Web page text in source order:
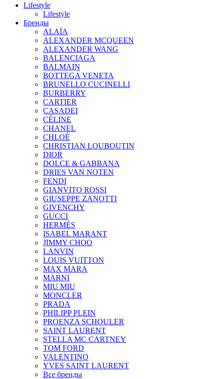
Lifestyle
Lifestyle
Бренды
ALAÏA
ALEXANDER MCQUEEN
ALEXANDER WANG
BALENCIAGA
BALMAIN
BOTTEGA VENETA
BRUNELLO CUCINELLI
BURBERRY
CARTIER
CASADEI
CÉLINE
CHANEL
CHLOÉ
CHRISTIAN LOUBOUTIN
DIOR
DOLCE & GABBANA
DRIES VAN NOTEN
FENDI
GIANVITO ROSSI
GIUSEPPE ZANOTTI
GIVENCHY
GUCCI
HERMÈS
ISABEL MARANT
JIMMY CHOO
LANVIN
LOUIS VUITTON
MAX MARA
MARNI
MIU MIU
MONCLER
PRADA
PHILIPP PLEIN
PROENZA SCHOULER
SAINT LAURENT
STELLA MC CARTNEY
TOM FORD
VALENTINO
YVES SAINT LAURENT
Все бренды